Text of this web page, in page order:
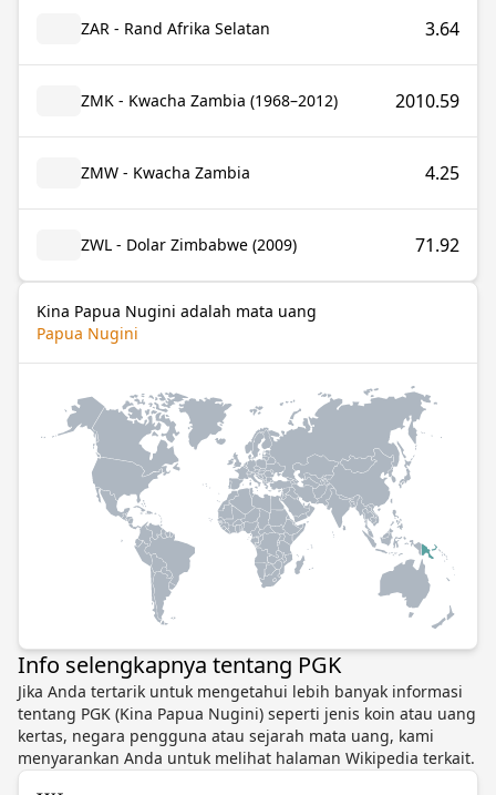
ZAR - Rand Afrika Selatan 3.64
ZMK - Kwacha Zambia (1968–2012) 2010.59
ZMW - Kwacha Zambia 4.25
ZWL - Dolar Zimbabwe (2009) 71.92
Kina Papua Nugini adalah mata uang
Papua Nugini
Info selengkapnya tentang PGK
Jika Anda tertarik untuk mengetahui lebih banyak informasi
tentang PGK (Kina Papua Nugini) seperti jenis koin atau uang
kertas, negara pengguna atau sejarah mata uang, kami
menyarankan Anda untuk melihat halaman Wikipedia terkait.